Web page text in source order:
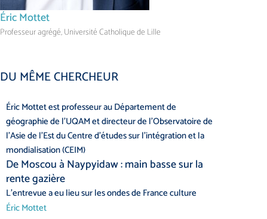
Éric Mottet
Professeur agrégé, Université Catholique de Lille
DU MÊME CHERCHEUR
Éric Mottet est professeur au Département de
géographie de l’UQAM et directeur de l’Observatoire de
l’Asie de l’Est du Centre d’études sur l’intégration et la
mondialisation (CEIM)
De Moscou à Naypyidaw : main basse sur la
rente gazière
L’entrevue a eu lieu sur les ondes de France culture
Éric Mottet